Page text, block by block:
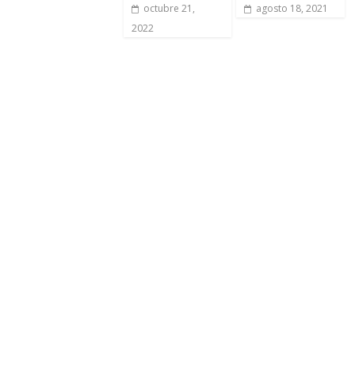
octubre 21,
2022
agosto 18, 2021